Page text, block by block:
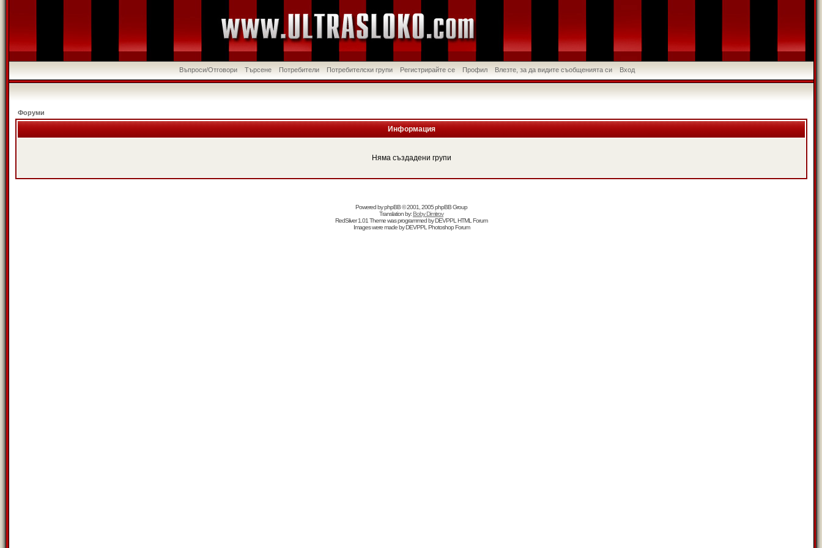
Въпроси/Отговори Търсене Потребители Потребителски групи Регистрирайте се Профил Влезте, за да видите съобщенията си Вход
Форуми
Информация
Няма създадени групи
Powered byphpBB© 2001, 2005 phpBB Group
Translation by:Boby Dimitrov
RedSilver 1.01 Theme was programmed byDEVPPL HTML Forum
Images were made byDEVPPL Photoshop Forum